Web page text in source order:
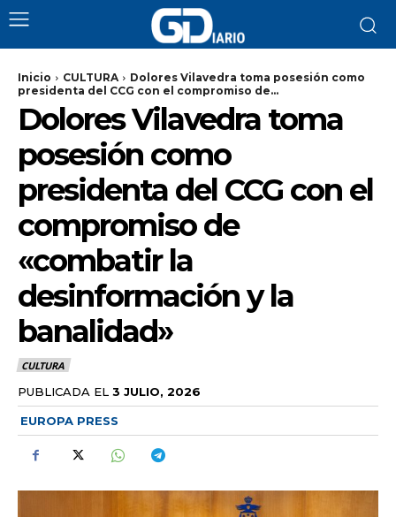
Inicio CULTURA
Dolores Vilavedra toma posesión como
presidenta del CCG con el compromiso de...
Dolores Vilavedra toma
posesión como
presidenta del CCG con el
compromiso de
«combatir la
desinformación y la
banalidad»
CULTURA
PUBLICADA EL 3 JULIO, 2026
EUROPA PRESS